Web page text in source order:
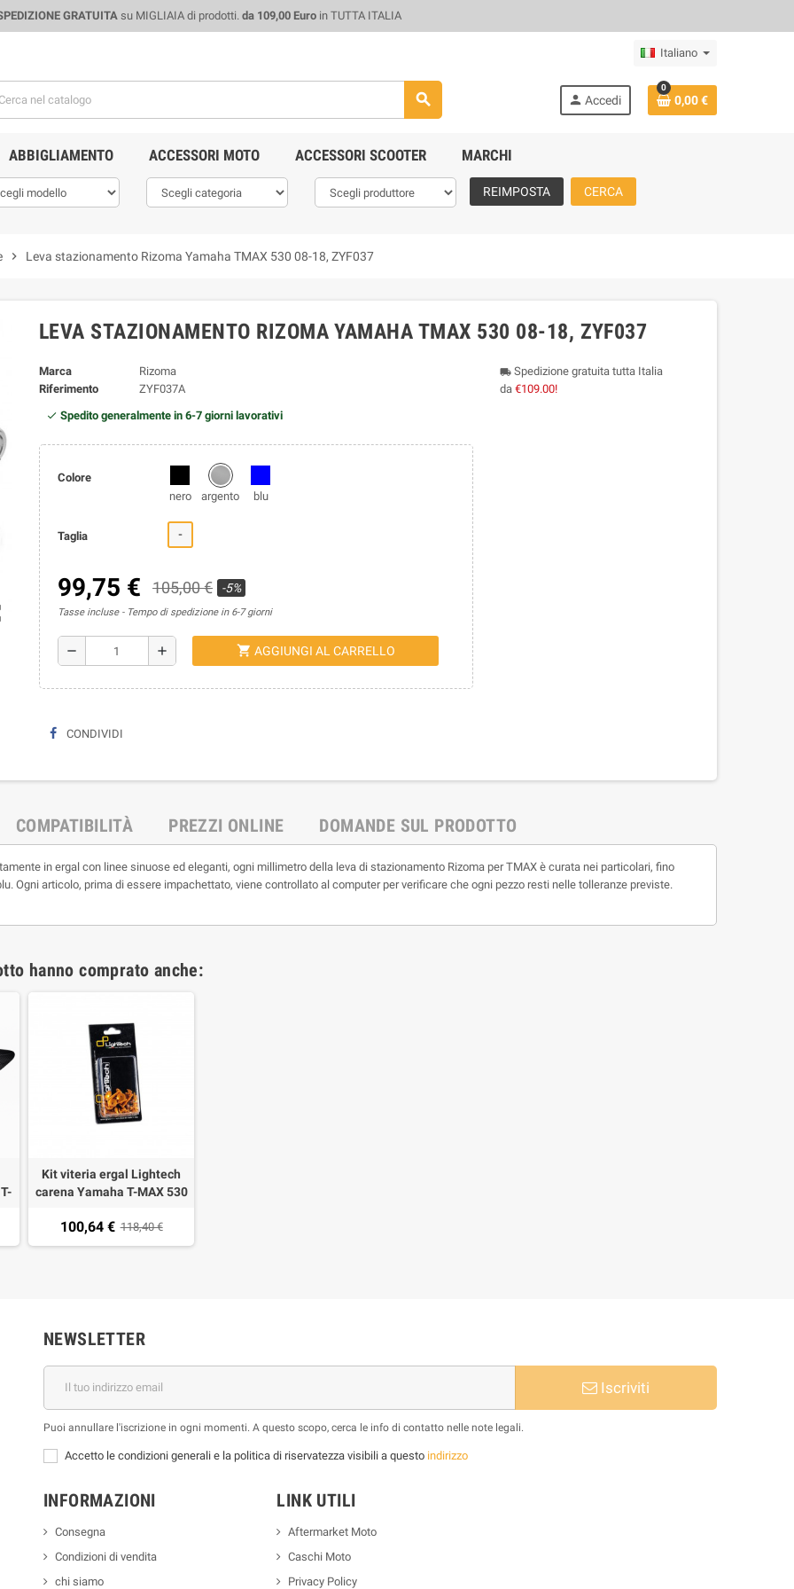
GRATUITAsu MIGLIAIA di prodotti. da 109,00 Euroin TUTTA ITALIA
Italiano
search person Accedi
0
0,00 €
ABBIGLIAMENTO ACCESSORI MOTO ACCESSORI SCOOTER MARCHI
REIMPOSTA CERCA
chevron_right Leva stazionamento Rizoma Yamaha TMAX 530 08-18, ZYF037
LEVA STAZIONAMENTO RIZOMA YAMAHA TMAX 530 08-18, ZYF037
Marca
Rizoma
Riferimento
ZYF037A
Spedito generalmente in 6-7 giorni lavorativi
Colore
nero
argento blu
Taglia -
99,75 € 105,00 € -5%
Tasse incluse Tempo di spedizione in 6-7 giorni
remove add shopping_cart AGGIUNGI AL CARRELLO
CONDIVIDI
local_shippingSpedizione gratuita tutta Italia
da €109.00!
COMPATIBILITÀ PREZZI ONLINE DOMANDE SUL PRODOTTO
in ergal con linee sinuose ed eleganti, ogni millimetro della leva di stazionamento Rizoma per TMAX è curata nei particolari, fino
Ogni articolo, prima di essere impachettato, viene controllato al computer per verificare che ogni pezzo resti nelle tolleranze previste.
hanno comprato anche:
Kit viteria ergal Lightech
carena Yamaha T-MAX 530
100,64 € 118,40 €
NEWSLETTER
Iscriviti
Puoi annullare l'iscrizione in ogni momenti. A questo scopo, cerca le info di contatto nelle note legali.
Accetto le condizioni generali e la politica di riservatezza visibili a questo indirizzo
INFORMAZIONI
Consegna
Condizioni di vendita
chi siamo
LINK UTILI
Aftermarket Moto
Caschi Moto
Privacy Policy